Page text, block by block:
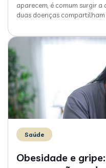
aparecem, é comum surgir a
duas doenças compartilham
Saúde
Obesidade e